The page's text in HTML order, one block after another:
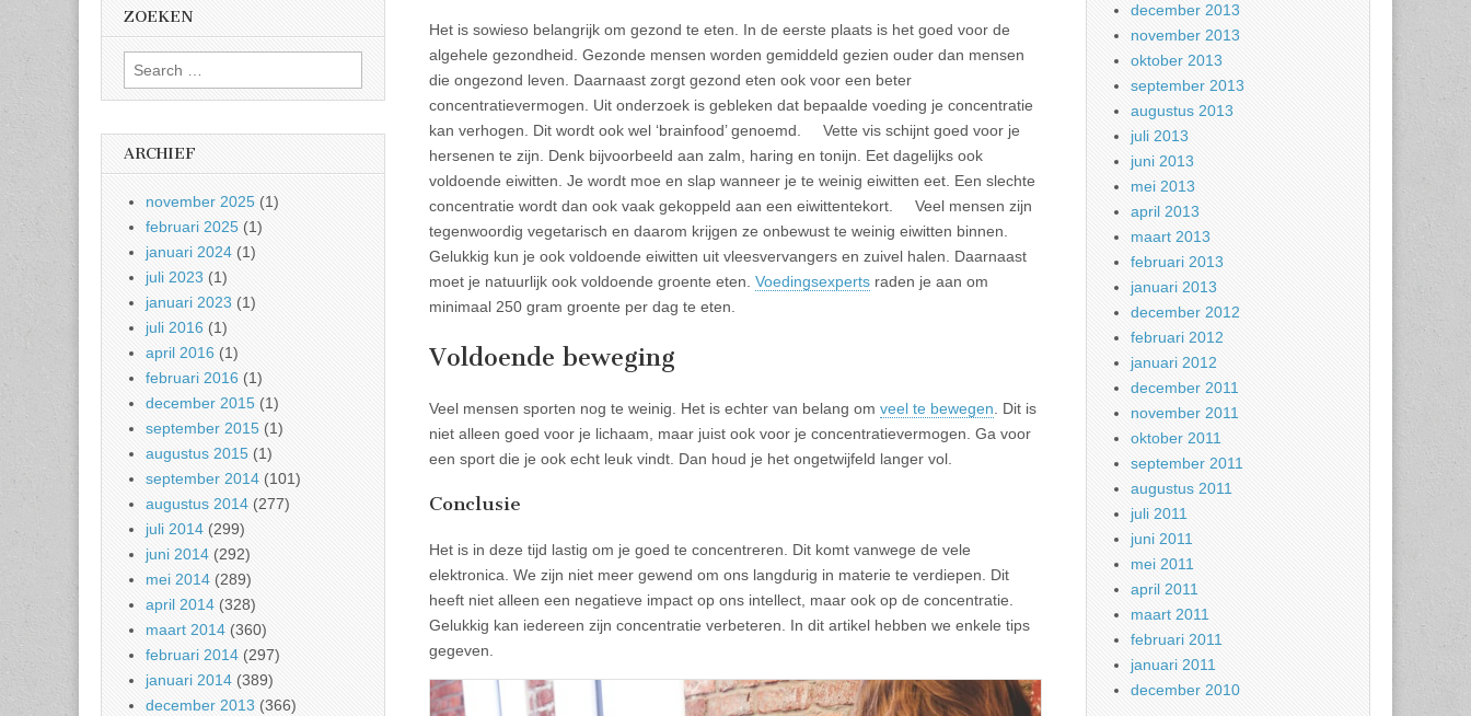
Het is sowieso belangrijk om gezond te eten. In de eerste plaats is het goed voor de
algehele gezondheid. Gezonde mensen worden gemiddeld gezien ouder dan mensen
die ongezond leven. Daarnaast zorgt gezond eten ook voor een beter
concentratievermogen. Uit onderzoek is gebleken dat bepaalde voeding je concentratie
kan verhogen. Dit wordt ook wel ‘brainfood’ genoemd. Vette vis schijnt goed voor je
hersenen te zijn. Denk bijvoorbeeld aan zalm, haring en tonijn. Eet dagelijks ook
voldoende eiwitten. Je wordt moe en slap wanneer je te weinig eiwitten eet. Een slechte
concentratie wordt dan ook vaak gekoppeld aan een eiwittentekort. Veel mensen zijn
tegenwoordig vegetarisch en daarom krijgen ze onbewust te weinig eiwitten binnen.
Gelukkig kun je ook voldoende eiwitten uit vleesvervangers en zuivel halen. Daarnaast
moet je natuurlijk ook voldoende groente eten. Voedingsexperts raden je aan om
minimaal 250 gram groente per dag te eten.
Voldoende beweging
Veel mensen sporten nog te weinig. Het is echter van belang om veel te bewegen . Dit is
niet alleen goed voor je lichaam, maar juist ook voor je concentratievermogen. Ga voor
een sport die je ook echt leuk vindt. Dan houd je het ongetwijfeld langer vol.
Conclusie
Het is in deze tijd lastig om je goed te concentreren. Dit komt vanwege de vele
elektronica. We zijn niet meer gewend om ons langdurig in materie te verdiepen. Dit
heeft niet alleen een negatieve impact op ons intellect, maar ook op de concentratie.
Gelukkig kan iedereen zijn concentratie verbeteren. In dit artikel hebben we enkele tips
gegeven.
ZOEKEN
Search
for:
ARCHIEF
november 2025 (1)
februari 2025 (1)
januari 2024 (1)
juli 2023 (1)
januari 2023 (1)
juli 2016 (1)
april 2016 (1)
februari 2016 (1)
december 2015 (1)
september 2015 (1)
augustus 2015 (1)
september 2014 (101)
augustus 2014 (277)
juli 2014 (299)
juni 2014 (292)
mei 2014 (289)
april 2014 (328)
maart 2014 (360)
februari 2014 (297)
januari 2014 (389)
december 2013 (366)
december 2013
november 2013
oktober 2013
september 2013
augustus 2013
juli 2013
juni 2013
mei 2013
april 2013
maart 2013
februari 2013
januari 2013
december 2012
februari 2012
januari 2012
december 2011
november 2011
oktober 2011
september 2011
augustus 2011
juli 2011
juni 2011
mei 2011
april 2011
maart 2011
februari 2011
januari 2011
december 2010